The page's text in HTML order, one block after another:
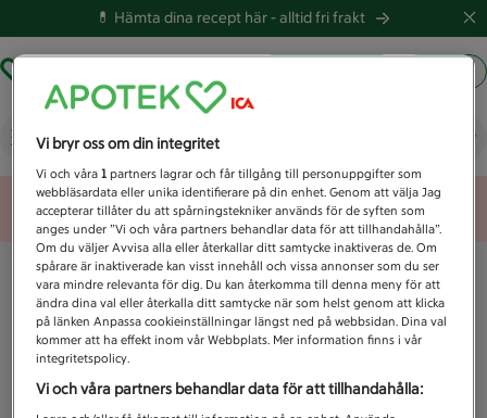
💊 Hämta dina recept här -alltid fri frakt
Vad letar du efter idag?
Unknown error
Vi bryr oss om din integritet
Vi och våra1 partners lagrar och får tillgång till personuppgifter som
webbläsardata eller unika identifierare på din enhet. Genom att välja Jag
accepterar tillåter du att spårningstekniker används för de syften som
anges under ”Vi och våra partners behandlar data för att tillhandahålla”.
Om du väljer Avvisa alla eller återkallar ditt samtycke inaktiveras de. Om
spårare är inaktiverade kan visst innehåll och vissa annonser som du ser
vara mindre relevanta för dig. Du kan återkomma till denna meny för att
ändra dina val eller återkalla ditt samtycke när som helst genom att klicka
på länken Anpassa cookieinställningar längst ned på webbsidan. Dina val
kommer att ha effekt inom vår Webbplats. Mer information finns i vår
integritetspolicy.
Vi och våra partners behandlar data för att tillhandahålla: